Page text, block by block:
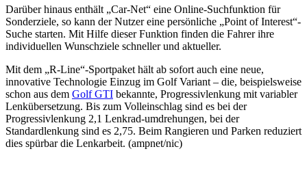
Darüber hinaus enthält „Car-Net“ eine Online-Suchfunktion für
Sonderziele, so kann der Nutzer eine persönliche „Point of Interest“-
Suche starten. Mit Hilfe dieser Funktion finden die Fahrer ihre
individuellen Wunschziele schneller und aktueller.
Mit dem „R-Line“-Sportpaket hält ab sofort auch eine neue,
innovative Technologie Einzug im Golf Variant – die, beispielsweise
schon aus dem Golf GTI bekannte, Progressivlenkung mit variabler
Lenkübersetzung. Bis zum Volleinschlag sind es bei der
Progressivlenkung 2,1 Lenkrad-umdrehungen, bei der
Standardlenkung sind es 2,75. Beim Rangieren und Parken reduziert
dies spürbar die Lenkarbeit. (ampnet/nic)